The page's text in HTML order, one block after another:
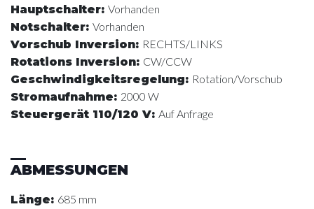
Hauptschalter: Vorhanden
Notschalter: Vorhanden
Vorschub Inversion: RECHTS/LINKS
Rotations Inversion: CW/CCW
Geschwindigkeitsregelung: Rotation/Vorschub
Stromaufnahme: 2000 W
Steuergerät 110/120 V: Auf Anfrage
ABMESSUNGEN
Länge: 685 mm